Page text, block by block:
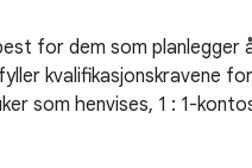
for dem som planlegger
kvalifikasjonskravene
som henvises, 1 : 1-